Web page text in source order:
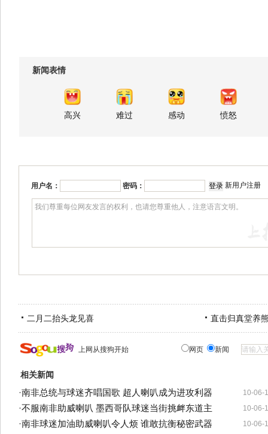
新闻表情
高兴 难过 感动 愤怒
用户名： 密码： 新用户注册
二月二抬头龙见喜 直击归真堂养
上网从搜狗开始 网页 新闻
相关新闻
10-06-
·南非总统与球迷齐唱国歌 超人喇叭成为进攻利器
10-06-
·不服南非助威喇叭 墨西哥队球迷当街挑衅东道主
10-06-
·南非球迷加油助威喇叭令人烦 谁敢抗衡秘密武器